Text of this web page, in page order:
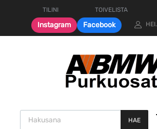
TILINI TOIVELISTA
Instagram Facebook HEI.
Products search
HAE